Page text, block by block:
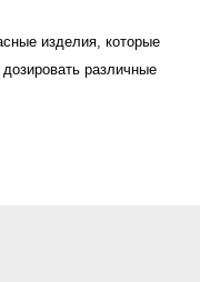
изделия, которые
различные